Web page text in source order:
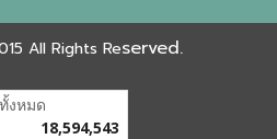
All Rights Reserved.
งหมด
18,594,543